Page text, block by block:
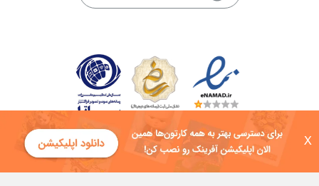
X
کلیه حقوق این سایت به شرکت توسعه فناوی هفت آسمان توکان تعلق دارد و